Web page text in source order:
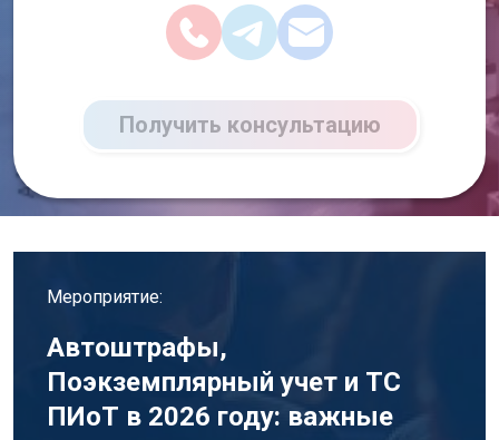
Получить консультацию
Мероприятие:
Автоштрафы,
Поэкземплярный учет и ТС
ПИоТ в 2026 году: важные